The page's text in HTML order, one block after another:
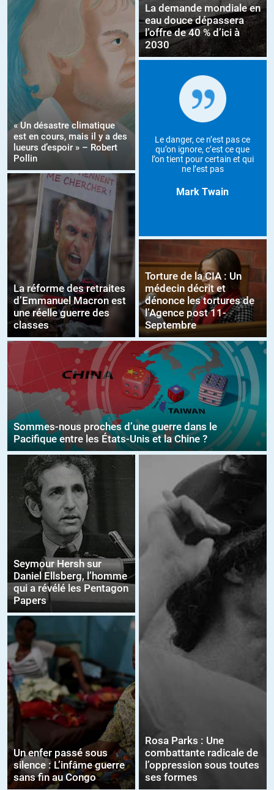
« Un désastre climatique
est en cours, mais il y a des
lueurs d’espoir » – Robert
Pollin
La réforme des retraites
d’Emmanuel Macron est
une réelle guerre des
classes
La demande mondiale en
eau douce dépassera
l’offre de 40 % d’ici à
2030
Le danger, ce n’est pas ce
qu’on ignore, c’est ce que
l’on tient pour certain et qui
ne l’est pas
Mark Twain
Torture de la CIA : Un
médecin décrit et
dénonce les tortures de
l’Agence post 11-
Septembre
Sommes-nous proches d’une guerre dans le
Pacifique entre les États-Unis et la Chine ?
Seymour Hersh sur
Daniel Ellsberg, l’homme
qui a révélé les Pentagon
Papers
Un enfer passé sous
silence : L’infâme guerre
sans fin au Congo
Rosa Parks : Une
combattante radicale de
l’oppression sous toutes
ses formes